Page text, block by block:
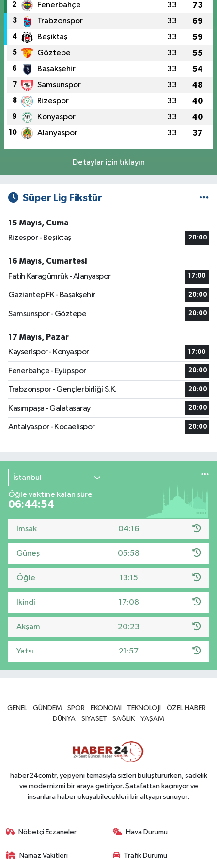
2 Fenerbahçe 33 73
3 Trabzonspor 33 69
4 Beşiktaş 33 59
5 Göztepe 33 55
6 Başakşehir 33 54
7 Samsunspor 33 48
8 Rizespor 33 40
9 Konyaspor 33 40
10 Alanyaspor 33 37
Detaylar için tıklayın
Süper Lig Fikstür
15 Mayıs, Cuma
Rizespor - Beşiktaş
20:00
16 Mayıs, Cumartesi
Fatih Karagümrük - Alanyaspor
17:00
Gaziantep FK - Başakşehir 20:00
Samsunspor - Göztepe 20:00
17 Mayıs, Pazar
Kayserispor - Konyaspor
17:00
Fenerbahçe - Eyüpspor 20:00
Trabzonspor - Gençlerbirliği S.K. 20:00
Kasımpaşa - Galatasaray 20:00
Antalyaspor - Kocaelispor 20:00
İstanbul
Öğle vaktine kalan süre
06:44:53
İmsak 04:16
Güneş 05:58
Öğle 13:15
İkindi 17:08
Akşam 20:23
Yatsı 21:57
GENEL GÜNDEM SPOR EKONOMİ TEKNOLOJİ
ÖZEL HABER
DÜNYA
SİYASET SAĞLIK YAŞAM
haber24comtr, yepyeni temasıyla sizleri buluştururken, sadelik
ve modernizmi bir araya getiriyor. Şatafattan kaçınıyor ve
insanlara haber okuyabilecekleri bir altyapı sunuyor.
Nöbetçi Eczaneler Hava Durumu
Namaz Vakitleri Trafik Durumu